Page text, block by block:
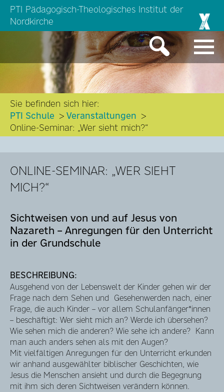
PTI Pädagogisch-Theologisches Institut der
Nordkirche
Sie befinden sich hier:
PTI Schule
Veranstaltungen
Online-Seminar: „Wer sieht mich?“
ONLINE-SEMINAR: „WER SIEHT
MICH?“
Sichtweisen von und auf Jesus von
Nazareth – Anregungen für den Unterricht
in der Grundschule
BESCHREIBUNG:
Ausgehend von der Lebenswelt der Kinder gehen wir der
Frage nach dem Sehen und Gesehenwerden nach, einer
Frage, die auch Kinder – vor allem Schulanfänger*innen
– beschäftigt: Wer sieht mich an? Werde ich übersehen?
Wie sehen mich die anderen? Wie sehe ich andere? Kann
man auch anders sehen als mit den Augen?
Mit vielfältigen Anregungen für den Unterricht erkunden
wir anhand ausgewählter biblischer Geschichten, wie
Jesus die Menschen ansieht und durch die Begegnung
mit ihm sich deren Sichtweisen verändern können.